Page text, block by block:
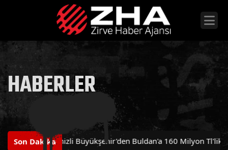
HABERLER
Son Dakika
14:18 Denizli Büyükşehir'den Buldan'a 160 Milyon Tl'lik Dev